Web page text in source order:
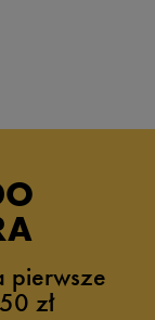
pierwsze
zł